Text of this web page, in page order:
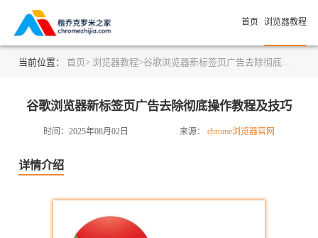
首页 浏览器教程
当前位置： 首页> 浏览器教程>谷歌浏览器新标签页广告去除彻底操作教程及技巧
谷歌浏览器新标签页广告去除彻底操作教程及技巧
时间：2025年08月02日 来源： chrome浏览器官网
详情介绍